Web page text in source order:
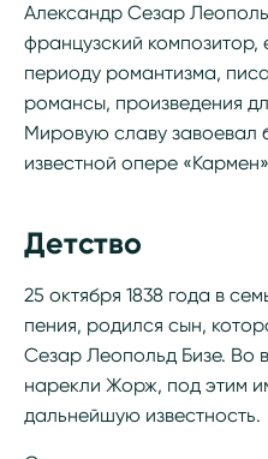
Александр Сезар
французский композитор,
периоду романтизма,
романсы, произведения
Мировую славу завоевал
известной опере
Детство
25 октября 1838 года в
пения, родился сын,
Сезар Леопольд Бизе. Во
нарекли Жорж, под этим
дальнейшую известность.